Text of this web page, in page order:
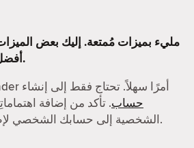
تجربتك على Tinder أفضل.
أولاً ، يُعد استخدام Tinder أمرًا سهلاً. تحتاج فقط إلى إنشاء
حساب. تأكد من إضافة
الشخصية إلى حسابك الشخصي لإظهار سِمات شخصيتك.